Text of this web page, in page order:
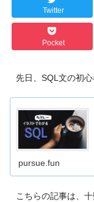
Twitter
Pocket
先日、SQL文の初心
pursue.fun
こちらの記事は、